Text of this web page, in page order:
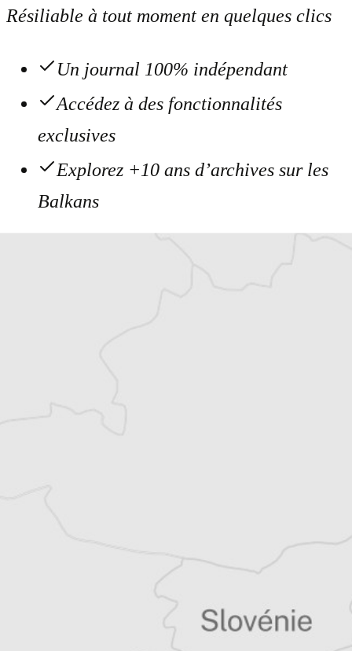
Résiliable à tout moment en quelques clics
Un journal 100% indépendant
Accédez à des fonctionnalités
exclusives
Explorez +10 ans d’archives sur les
Balkans